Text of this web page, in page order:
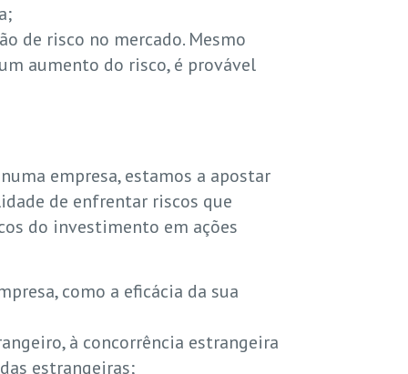
de risco no mercado. Mesmo
aumento do risco, é provável
empresa, estamos a apostar
de enfrentar riscos que
do investimento em ações
como a eficácia da sua
à concorrência estrangeira
estrangeiras;